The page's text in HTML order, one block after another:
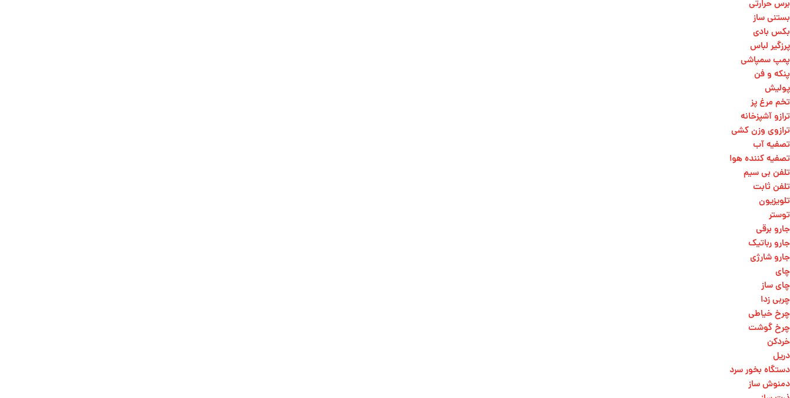
برس حرارتی
بستنی ساز
بکس بادی
پرزگیر لباس
پمپ سمپاشی
پنکه و فن
پولیش
تخم مرغ پز
ترازو آشپزخانه
ترازوی وزن کشی​
تصفیه آب
تصفیه کننده هوا
تلفن بی سیم
تلفن ثابت
تلویزیون
توستر
جارو برقی
جارو رباتیک
جارو شارژی
چای
چای ساز
چربی زدا
چرخ خیاطی
چرخ گوشت
خردکن
دریل
دستگاه بخور سرد
دمنوش ساز